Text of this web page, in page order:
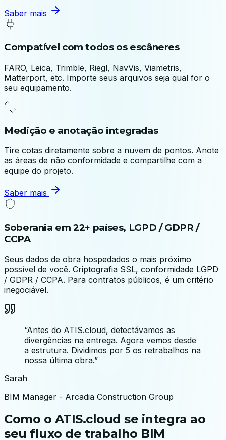
Saber mais
Compatível com todos os escâneres
FARO, Leica, Trimble, Riegl, NavVis, Viametris,
Matterport, etc. Importe seus arquivos seja qual for o
seu equipamento.
Medição e anotação integradas
Tire cotas diretamente sobre a nuvem de pontos. Anote
as áreas de não conformidade e compartilhe com a
equipe do projeto.
Saber mais
Soberania em 22+ países, LGPD / GDPR /
CCPA
Seus dados de obra hospedados o mais próximo
possível de você. Criptografia SSL, conformidade LGPD
/ GDPR / CCPA. Para contratos públicos, é um critério
inegociável.
“Antes do ATIS.cloud, detectávamos as
divergências na entrega. Agora vemos desde
a estrutura. Dividimos por 5 os retrabalhos na
nossa última obra.”
Sarah
BIM Manager - Arcadia Construction Group
Como o ATIS.cloud se integra ao
seu fluxo de trabalho BIM